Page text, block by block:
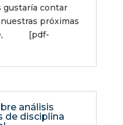
gustaría contar
próximas
[pdf-
análisis
de disciplina